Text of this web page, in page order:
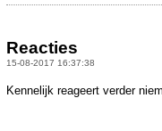
Reacties
15-08-2017 16:37:38
Kennelijk reageert verder